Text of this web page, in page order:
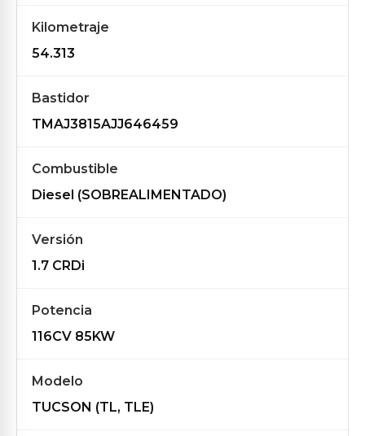
Kilometraje
54.313
Bastidor
TMAJ3815AJJ646459
Combustible
Diesel (SOBREALIMENTADO)
Versión
1.7 CRDi
Potencia
116CV 85KW
Modelo
TUCSON (TL, TLE)